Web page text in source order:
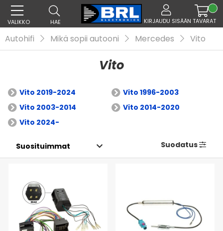
VALIKKO HAE KIRJAUDU SISÄÄN TAVARAT
Autohifi Mikä sopii autooni Mercedes Vito
Vito
Vito 2019-2024
Vito 1996-2003
Vito 2003-2014
Vito 2014-2020
Vito 2024-
Suodatus